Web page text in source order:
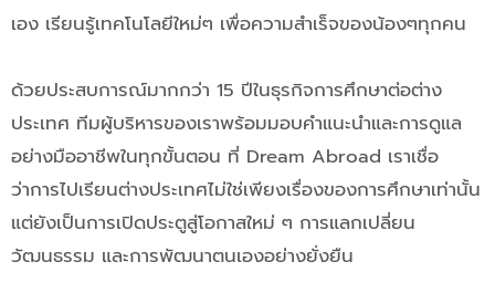
เอง เรียนรู้เทคโนโลยีใหม่ๆ เพื่อความสำเร็จของน้องๆทุกคน
ด้วยประสบการณ์มากกว่า 15 ปีในธุรกิจการศึกษาต่อต่าง
ประเทศ ทีมผู้บริหารของเราพร้อมมอบคำแนะนำและการดูแล
อย่างมืออาชีพในทุกขั้นตอน ที่ Dream Abroad เราเชื่อ
ว่าการไปเรียนต่างประเทศไม่ใช่เพียงเรื่องของการศึกษาเท่านั้น
แต่ยังเป็นการเปิดประตูสู่โอกาสใหม่ ๆ การแลกเปลี่ยน
วัฒนธรรม และการพัฒนาตนเองอย่างยั่งยืน